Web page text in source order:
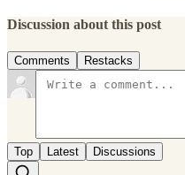
Discussion about this post
Comments Restacks
Top Latest Discussions